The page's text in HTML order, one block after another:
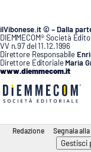
ilVibonese.it © – Dalla
DIEMMECOM® Società
VV n.97 del 11.12.1996
Direttore Responsabile
Direttore Editoriale Maria
www.diemmecom.it
Redazione Segnala
Gestisci